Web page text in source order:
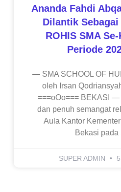
Ananda Fahdi
Dilantik
ROHIS SMA
Periode
— SMA SCHOOL OF
oleh Irsan
===oOo=== BEKASI
dan penuh semangat
Aula Kantor
Bekasi pada
SUPER ADMIN